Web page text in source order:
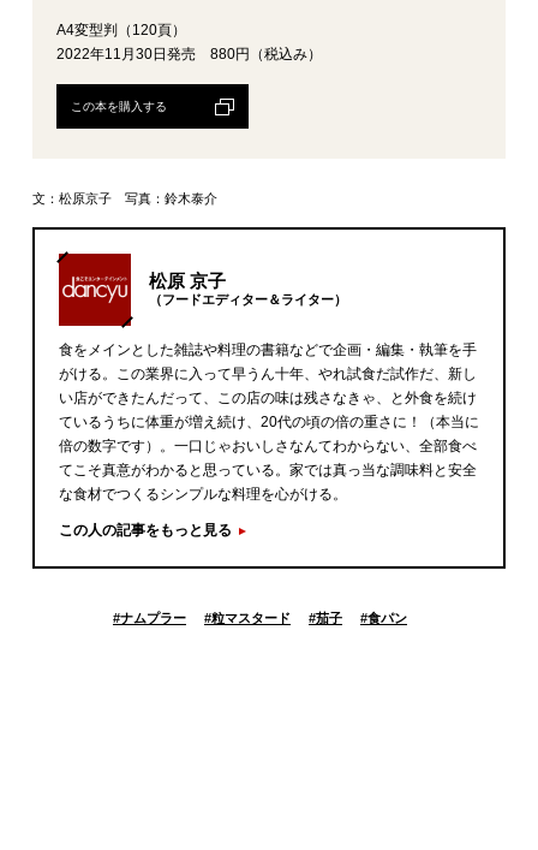
A4変型判（120頁）
2022年11月30日発売 880円（税込み）
この本を購入する
文：松原京子 写真：鈴木泰介
松原 京子
（フードエディター＆ライター）
食をメインとした雑誌や料理の書籍などで企画・編集・執筆を手
がける。この業界に入って早うん十年、やれ試食だ試作だ、新し
い店ができたんだって、この店の味は残さなきゃ、と外食を続け
ているうちに体重が増え続け、20代の頃の倍の重さに！（本当に
倍の数字です）。一口じゃおいしさなんてわからない、全部食べ
てこそ真意がわかると思っている。家では真っ当な調味料と安全
な食材でつくるシンプルな料理を心がける。
この人の記事をもっと見る
#ナムプラー #粒マスタード #茄子 #食パン